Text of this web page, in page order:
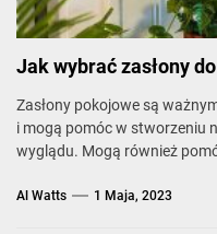
Jak wybrać zasłony
Zasłony pokojowe są
i mogą pomóc w stworzeniu
wyglądu. Mogą również
Al Watts 1 Maja, 2023